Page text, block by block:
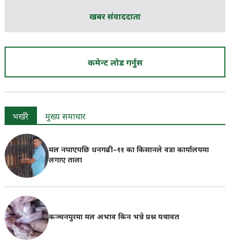
खबर संवाददाता
कमेन्ट लोड गर्नुस
भर्खरै मुख्य समाचार
मल नपाएपछि धनगढी–११ का किसानले वडा कार्यालयमा
लगाए ताला
कञ्चनपुरमा मल अभाव किन भन्ने प्रश्न यथावत